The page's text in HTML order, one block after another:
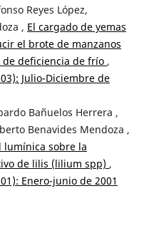
Reyes López,
, El cargado de yemas
el brote de manzanos
de deficiencia de frío ,
Julio-Diciembre de
Bañuelos Herrera ,
Benavides Mendoza ,
sobre la
de lilis (lilium spp) ,
Enero-junio de 2001